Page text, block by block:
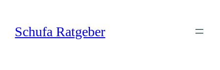
springen
Schufa Ratgeber